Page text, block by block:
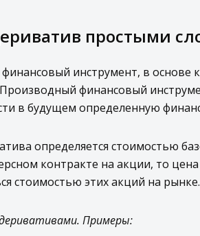
простыми
инструмент, в основе
Производный финансовый
в будущем определенную
определяется стоимостью
контракте на акции, то
стоимостью этих акций на рынке.
деривативами. Примеры: